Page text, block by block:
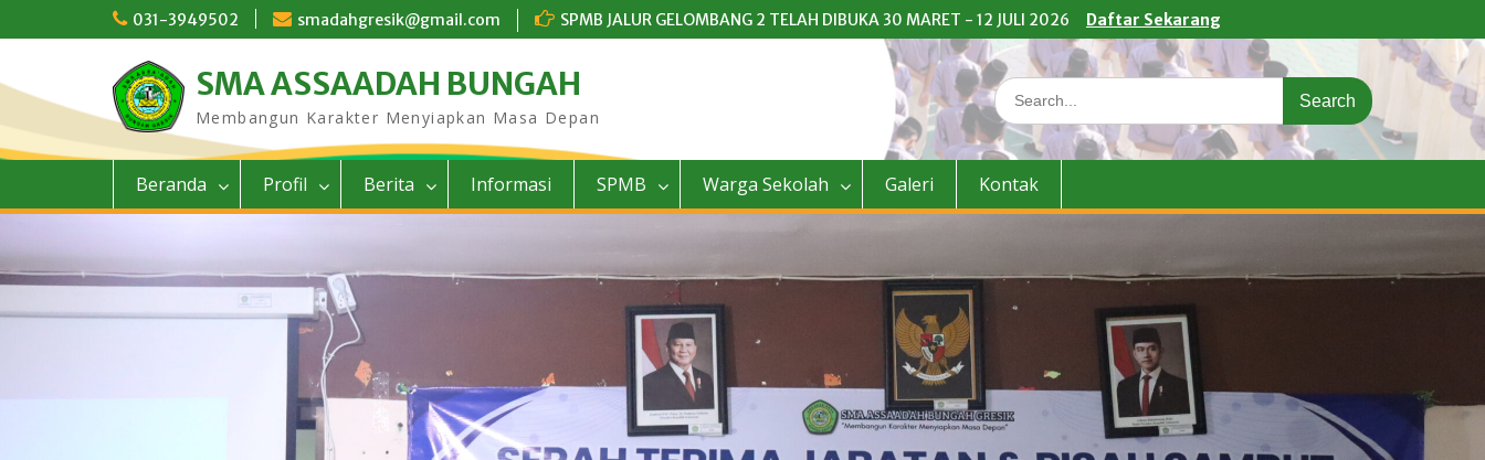
to
031-3949502 smadahgresik@gmail.com SPMB JALUR GELOMBANG 2 TELAH DIBUKA 30 MARET - 12 JULI 2026 Daftar Sekarang
SMA ASSAADAH BUNGAH
Membangun Karakter Menyiapkan Masa Depan
Search
for:
Beranda Profil Berita Informasi SPMB Warga Sekolah Galeri Kontak